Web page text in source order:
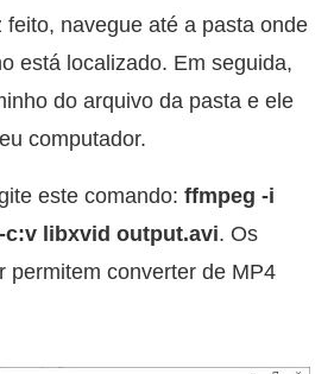
feito, navegue até a pasta onde
está localizado. Em seguida,
do arquivo da pasta e ele
computador.
este comando: ffmpeg -i
c:v libxvid output.avi. Os
permitem converter de MP4